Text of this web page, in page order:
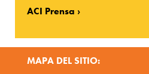
ACI Prensa
MAPA DEL SITIO: